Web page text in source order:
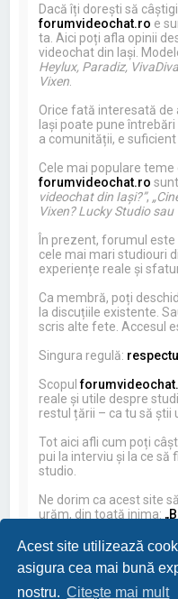
Acest site utilizează
asigura cea mai bună
nostru. Citește mai mult
Dacă îți dorești să
forumvideochat.ro e
ta. Aici poți afla opinii
videochat din Iași.
Heylux, Paradiz,
Vixen
Orice fată interesată de
Iași poate pune
a comunității, e
Cele mai populare teme
forumvideochat.ro
videochat din Iași?”,
Vixen? Lucky Studio
În prezent, forumul
cele mai mari studiouri
experiențe reale și
Ca membră, poți
la discuțiile existente.
scris alte fete. Accesul
Singura regulă:
Scopul
reale și utile despre
restul țării – ca tu să știi
Tot aici afli cum poți
pui la interviu și la ce să
studio.
Ne dorim ca acest site
urăm, din toată inima: